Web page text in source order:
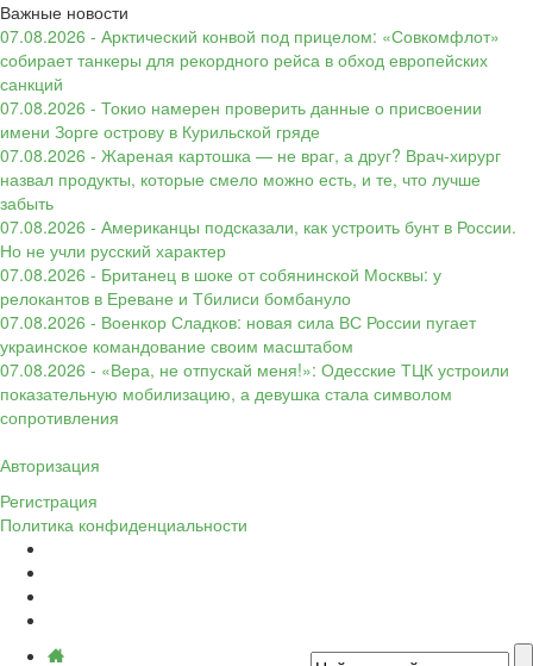
Важные новости
07.08.2026 - Арктический конвой под прицелом: «Совкомфлот»
собирает танкеры для рекордного рейса в обход европейских
санкций
07.08.2026 - Токио намерен проверить данные о присвоении
имени Зорге острову в Курильской гряде
07.08.2026 - Жареная картошка — не враг, а друг? Врач-хирург
назвал продукты, которые смело можно есть, и те, что лучше
забыть
07.08.2026 - Американцы подсказали, как устроить бунт в России.
Но не учли русский характер
07.08.2026 - Британец в шоке от собянинской Москвы: у
релокантов в Ереване и Тбилиси бомбануло
07.08.2026 - Военкор Сладков: новая сила ВС России пугает
украинское командование своим масштабом
07.08.2026 - «Вера, не отпускай меня!»: Одесские ТЦК устроили
показательную мобилизацию, а девушка стала символом
сопротивления
Авторизация
Регистрация
Политика конфиденциальности